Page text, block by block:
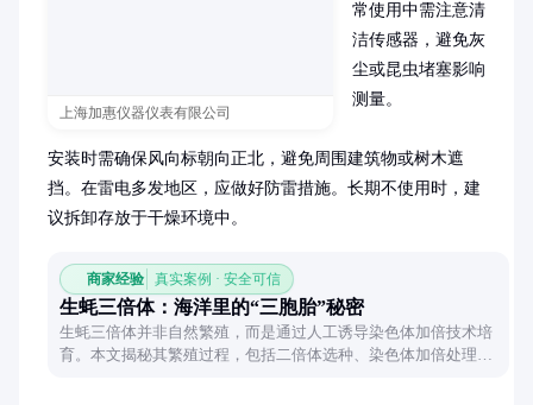
上海加惠仪器仪表有限公司
常使用中需注意清
洁传感器，避免灰
尘或昆虫堵塞影响
测量。
安装时需确保风向标朝向正北，避免周围建筑物或树木遮
挡。在雷电多发地区，应做好防雷措施。长期不使用时，建
议拆卸存放于干燥环境中。
商家经验 真实案例 · 安全可信
生蚝三倍体：海洋里的“三胞胎”秘密
生蚝三倍体并非自然繁殖，而是通过人工诱导染色体加倍技术培
育。本文揭秘其繁殖过程，包括二倍体选种、染色体加倍处理及